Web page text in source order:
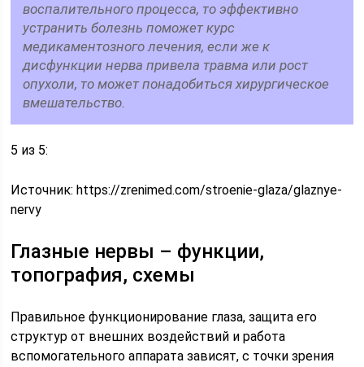
воспалительного процесса, то эффективно
устранить болезнь поможет курс
медикаментозного лечения, если же к
дисфункции нерва привела травма или рост
опухоли, то может понадобиться хирургическое
вмешательство.
5 из 5:
Источник:https://zrenimed.com/stroenie-glaza/glaznye-
nervy
Глазные нервы – функции,
топография, схемы
Правильное функционирование глаза, защита его
структур от внешних воздействий и работа
вспомогательного аппарата зависят, с точки зрения